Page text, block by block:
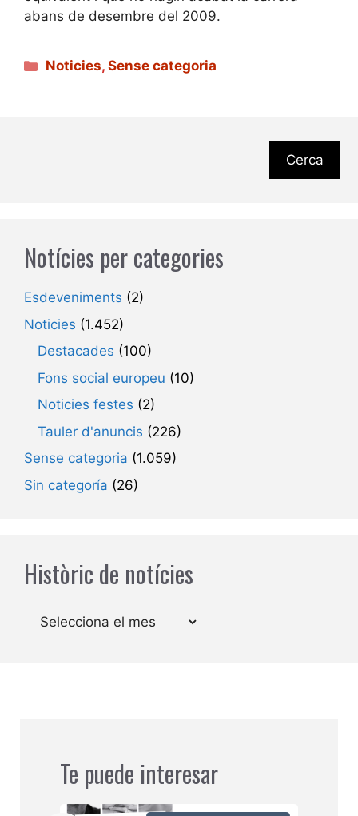
abans de desembre del 2009.
Categories
Noticies,Sense categoria
Cerca
Notícies per categories
Esdeveniments (2)
Noticies (1.452)
Destacades (100)
Fons social europeu (10)
Noticies festes (2)
Tauler d'anuncis (226)
Sense categoria (1.059)
Sin categoría (26)
Històric de notícies
Arxius
Te puede interesar